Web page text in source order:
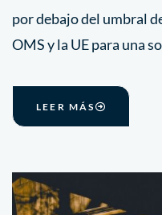
por debajo del umbral
OMS y la UE para una
LEER MÁS